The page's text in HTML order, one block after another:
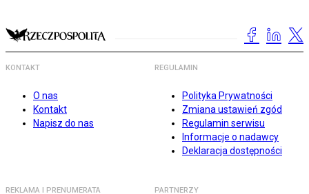
KONTAKT
O nas
Kontakt
Napisz do nas
REGULAMIN
Polityka Prywatności
Zmiana ustawień zgód
Regulamin serwisu
Informacje o nadawcy
Deklaracja dostępności
REKLAMA I PRENUMERATA PARTNERZY